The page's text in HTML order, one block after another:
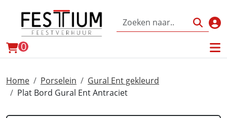
winkelwagen
0
Home Porselein
Gural Ent gekleurd
Plat Bord Gural Ent Antraciet